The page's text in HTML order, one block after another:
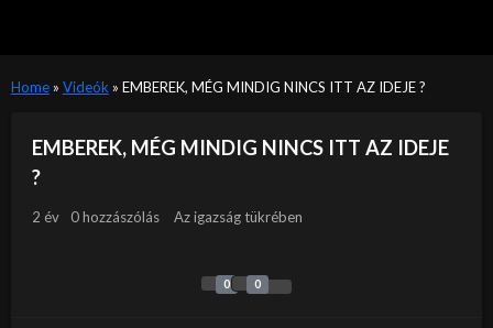
Home» Videók » EMBEREK, MÉG MINDIG NINCS ITT AZ IDEJE ?
EMBEREK, MÉG MINDIG NINCS ITT AZ IDEJE
?
2 év 0 hozzászólás Az igazság tükrében
0 0